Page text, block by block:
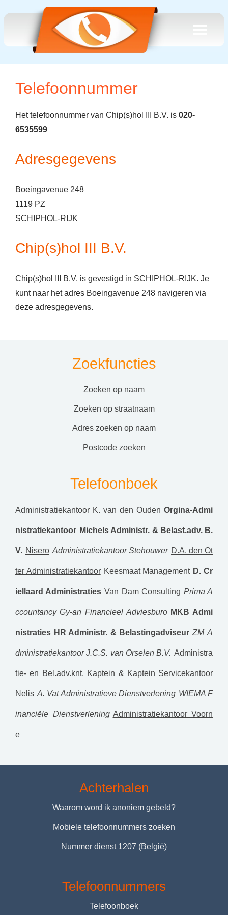
Telefoonnummer
Het telefoonnummer van Chip(s)hol III B.V. is 020-
6535599
Adresgegevens
Boeingavenue 248
1119 PZ
SCHIPHOL-RIJK
Chip(s)hol III B.V.
Chip(s)hol III B.V. is gevestigd in SCHIPHOL-RIJK. Je
kunt naar het adres Boeingavenue 248 navigeren via
deze adresgegevens.
Zoekfuncties
zoeken op naam
zoeken op straatnaam
adres zoeken op naam
postcode zoeken
Telefoonboek
Administratiekantoor K. van den Ouden Orgina-Admi
nistratiekantoor Michels Administr. & Belast.adv. B.
V. Nisero Administratiekantoor Stehouwer D.A. den Ot
ter Administratiekantoor Keesmaat Management D. Cr
iellaard Administraties Van Dam Consulting Prima A
ccountancy Gy-an Financieel Adviesburo MKB Admi
nistraties HR Administr. & Belastingadviseur ZM A
dministratiekantoor J.C.S. van Orselen B.V. Administra
tie- en Bel.adv.knt. Kaptein & Kaptein Servicekantoor
Nelis A. Vat Administratieve Dienstverlening WIEMA F
inanciële Dienstverlening Administratiekantoor Voorn
e
Achterhalen
Waarom word ik anoniem gebeld?
Mobiele telefoonnummers zoeken
Nummer dienst 1207 (België)
Telefoonnummers
Telefoonboek